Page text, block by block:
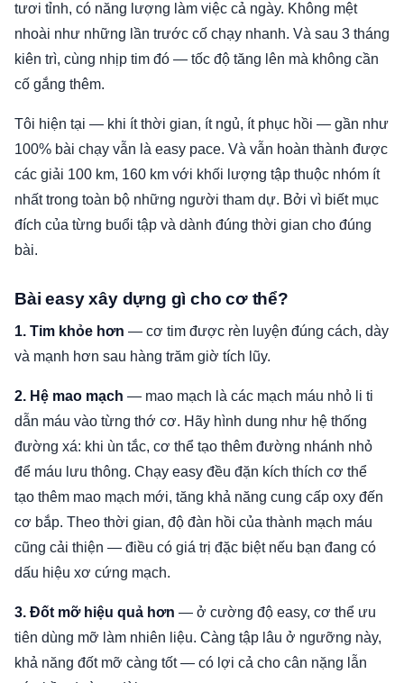
tươi tỉnh, có năng lượng làm việc cả ngày. Không mệt
nhoài như những lần trước cố chạy nhanh. Và sau 3 tháng
kiên trì, cùng nhịp tim đó — tốc độ tăng lên mà không cần
cố gắng thêm.
Tôi hiện tại — khi ít thời gian, ít ngủ, ít phục hồi — gần như
100% bài chạy vẫn là easy pace. Và vẫn hoàn thành được
các giải 100 km, 160 km với khối lượng tập thuộc nhóm ít
nhất trong toàn bộ những người tham dự. Bởi vì biết mục
đích của từng buổi tập và dành đúng thời gian cho đúng
bài.
Bài easy xây dựng gì cho cơ thể?
1. Tim khỏe hơn — cơ tim được rèn luyện đúng cách, dày
và mạnh hơn sau hàng trăm giờ tích lũy.
2. Hệ mao mạch — mao mạch là các mạch máu nhỏ li ti
dẫn máu vào từng thớ cơ. Hãy hình dung như hệ thống
đường xá: khi ùn tắc, cơ thể tạo thêm đường nhánh nhỏ
để máu lưu thông. Chạy easy đều đặn kích thích cơ thể
tạo thêm mao mạch mới, tăng khả năng cung cấp oxy đến
cơ bắp. Theo thời gian, độ đàn hồi của thành mạch máu
cũng cải thiện — điều có giá trị đặc biệt nếu bạn đang có
dấu hiệu xơ cứng mạch.
3. Đốt mỡ hiệu quả hơn — ở cường độ easy, cơ thể ưu
tiên dùng mỡ làm nhiên liệu. Càng tập lâu ở ngưỡng này,
khả năng đốt mỡ càng tốt — có lợi cả cho cân nặng lẫn